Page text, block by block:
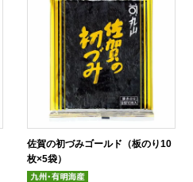
佐賀の初づみゴールド（板のり10
枚×5袋）